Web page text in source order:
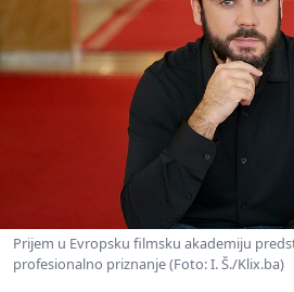
Prijem u Evropsku filmsku akademiju
profesionalno priznanje (Foto: I. Š./Klix.ba)